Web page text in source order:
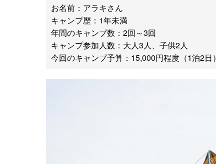
お名前：アラキさん
キャンプ歴：1年未満
年間のキャンプ数：2回～3回
キャンプ参加人数：大人3人、子供2人
今回のキャンプ予算：15,000円程度（1泊2日）